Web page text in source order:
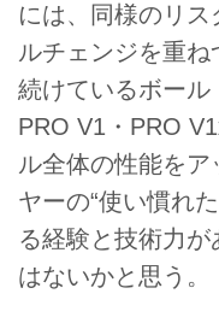
には、同様のリ
ルチェンジを重
続けているボール
PRO V1・PRO
ル全体の性能を
ヤーの“使い慣れ
る経験と技術力
はないかと思う。